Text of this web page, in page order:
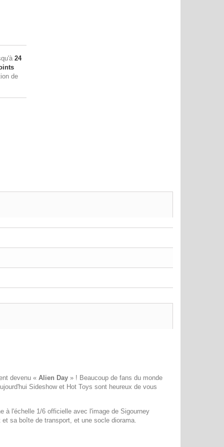
24
de
devenu « Alien Day » ! Beaucoup de fans du monde
Sideshow et Hot Toys sont heureux de vous
à l'échelle 1/6 officielle avec l'image de Sigourney
sa boîte de transport, et une socle diorama.